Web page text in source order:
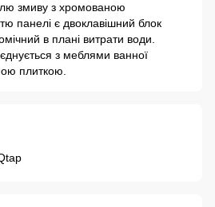
змиву з хромованою
панелі є двоклавішний блок
в плані витрати води.
з меблями ванної
плиткою.